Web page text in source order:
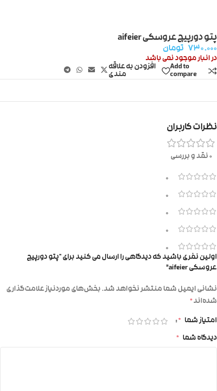
پتو دورپیچ عروسکی aifeier
۷۳۰.۰۰۰ تومان
در انبار موجود نمی باشد
Add to
compare
افزودن به علاقه
مندی
نظرات کاربران
0 نقد و بررسی
0
0
0
0
0
اولین نفری باشید که دیدگاهی را ارسال می کنید برای “پتو دورپیچ
عروسکی aifeier”
نشانی ایمیل شما منتشر نخواهد شد.بخش‌های موردنیاز علامت‌گذاری
شده‌اند*
امتیاز شما *
دیدگاه شما *